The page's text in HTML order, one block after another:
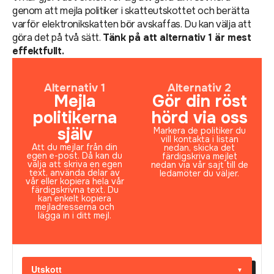
genom att mejla politiker i skatteutskottet och berätta
varför elektronikskatten bör avskaffas. Du kan välja att
göra det på två sätt. Tänk på att alternativ 1 är mest
effektfullt.
Alternativ 1​
Mejla
politikerna
själv
Att du mejlar från din
egen e-post. Då kan du
välja att skriva en egen
text, använda delar av
vår eller kopiera hela vår
färdigskrivna text. Du
kan enkelt kopiera
mejladresserna och
lägga in i ditt mejl.
Alternativ 2
Gör din röst
hörd via oss
Markera de politiker du
vill kontakta i listan
nedan, skicka det
färdigskriva mejlet
nedan via vår sajt till de
ledamöter du väljer.